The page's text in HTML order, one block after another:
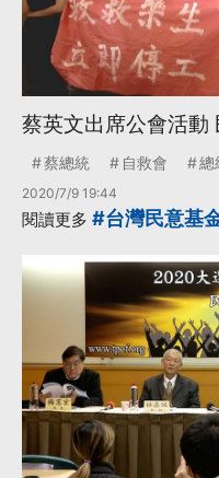
蔡英文出席公會活動
蔡總統 自救會 總
2020/7/9 19:44
閱讀更多 #台灣民意基